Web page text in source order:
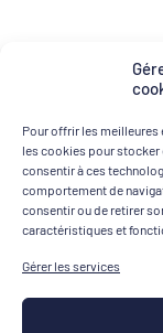
Pour offrir les
les cookies pour
consentir à ces
comportement de
consentir ou de retirer
caractéristiques et
Gérer les services